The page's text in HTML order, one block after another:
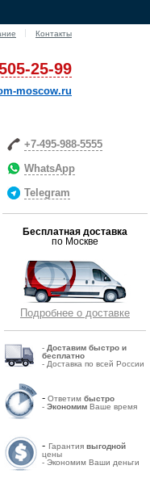
Контакты
25-99
moscow.ru
+7-495-988-5555
WhatsApp
Telegram
Бесплатная доставка
по Москве
Подробнее о доставке
- Доставим быстро и
бесплатно
- Доставка по всей России
- Ответим быстро
- Экономим Ваше время
- Гарантия выгодной
цены
- Экономим Ваши деньги